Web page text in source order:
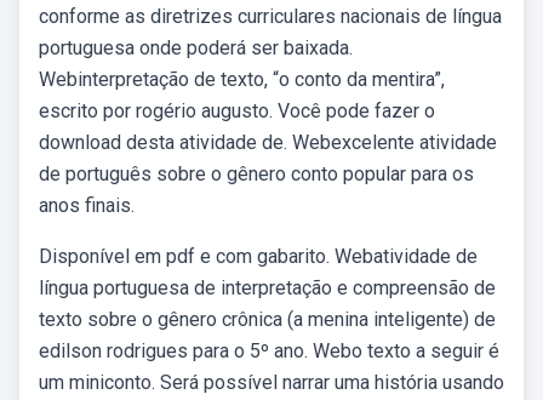
conforme as diretrizes curriculares nacionais de língua
portuguesa onde poderá ser baixada.
Webinterpretação de texto, “o conto da mentira”,
escrito por rogério augusto. Você pode fazer o
download desta atividade de. Webexcelente atividade
de português sobre o gênero conto popular para os
anos finais.
Disponível em pdf e com gabarito. Webatividade de
língua portuguesa de interpretação e compreensão de
texto sobre o gênero crônica (a menina inteligente) de
edilson rodrigues para o 5º ano. Webo texto a seguir é
um miniconto. Será possível narrar uma história usando